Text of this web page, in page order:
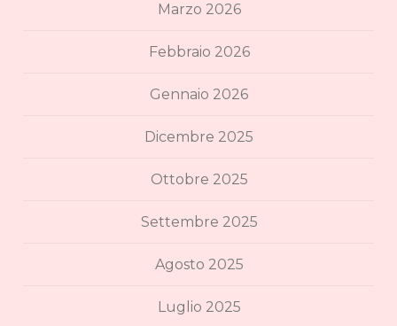
Marzo 2026
Febbraio 2026
Gennaio 2026
Dicembre 2025
Ottobre 2025
Settembre 2025
Agosto 2025
Luglio 2025